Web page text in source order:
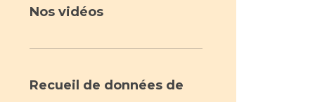
Nos vidéos
Recueil de données de